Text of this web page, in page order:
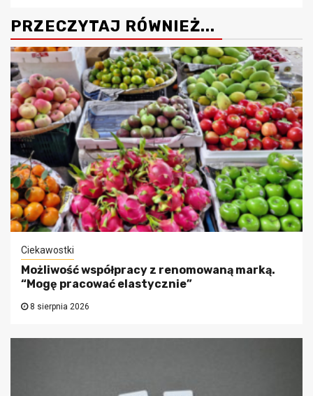
PRZECZYTAJ RÓWNIEŻ...
Ciekawostki
Możliwość współpracy z renomowaną marką.
“Mogę pracować elastycznie”
8 sierpnia 2026